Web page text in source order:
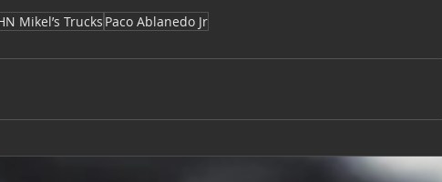
Mikel’s Trucks Paco Ablanedo Jr